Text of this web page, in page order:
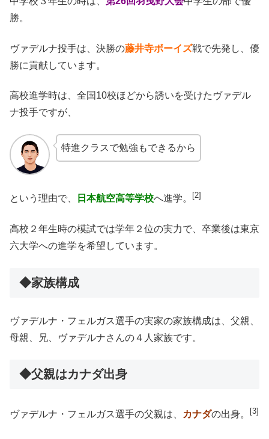
勝。
ヴァデルナ投手は、決勝の藤井寺ボーイズ戦で先発し、優
勝に貢献しています。
高校進学時は、全国10校ほどから誘いを受けたヴァデル
ナ投手ですが、
特進クラスで勉強もできるから
という理由で、 日本航空高等学校へ進学。 [2]
高校２年生時の模試では学年２位の実力で、卒業後は東京
六大学への進学を希望しています。
◆家族構成
ヴァデルナ・フェルガス選手の実家の家族構成は、父親、
母親、兄、ヴァデルナさんの４人家族です。
◆父親はカナダ出身
ヴァデルナ・フェルガス選手の父親は、 カナダの出身。 [3]